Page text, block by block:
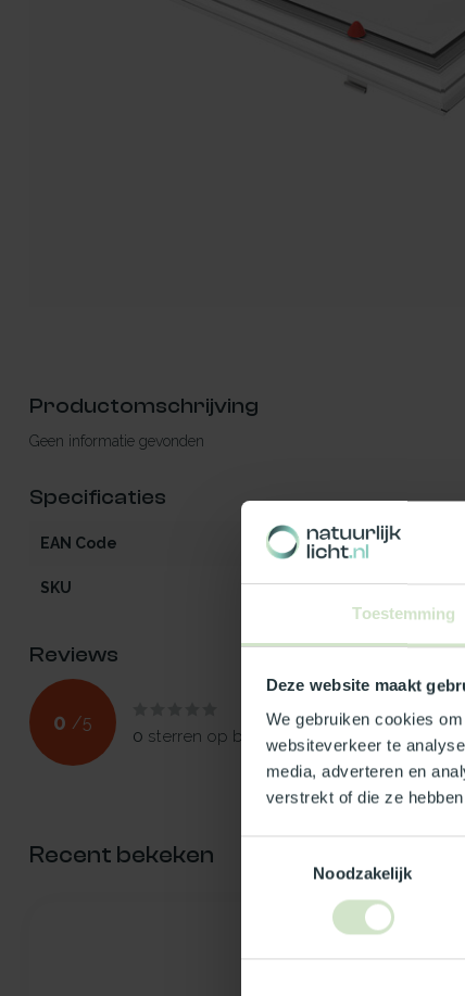
Toestemming
Deze website maakt
We gebruiken cookies
websiteverkeer te
media, adverteren en
verstrekt of die ze
Noodzakelijk
Productomschrijving
Geen informatie gevonden
Specificaties
EAN Code
SKU 92385
Reviews
0 /5
0 sterren op basis van0 beoordelingen
Recent bekeken